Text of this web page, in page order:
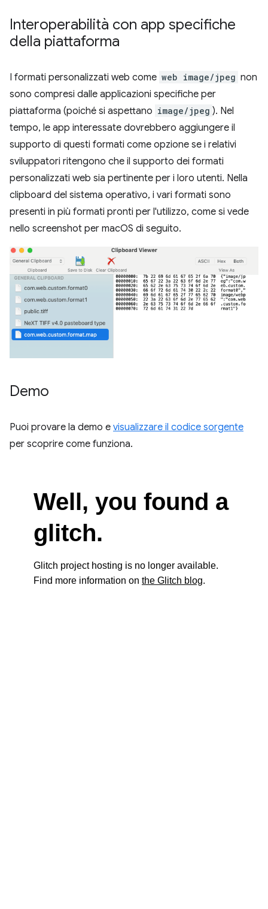
Interoperabilità con app specifiche
della piattaforma
I formati personalizzati web come web image/jpeg non
sono compresi dalle applicazioni specifiche per
piattaforma (poiché si aspettano image/jpeg ). Nel
tempo, le app interessate dovrebbero aggiungere il
supporto di questi formati come opzione se i relativi
sviluppatori ritengono che il supporto dei formati
personalizzati web sia pertinente per i loro utenti. Nella
clipboard del sistema operativo, i vari formati sono
presenti in più formati pronti per l'utilizzo, come si vede
nello screenshot per macOS di seguito.
Demo
Puoi provare la demo e visualizzare il codice sorgente
per scoprire come funziona.